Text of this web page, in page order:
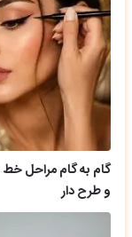
گام به گام مراحل
و طرح دار